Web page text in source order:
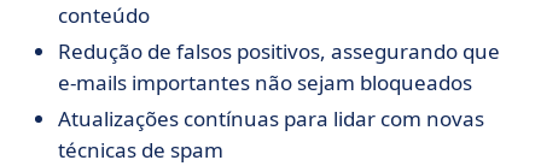
conteúdo
Redução de falsos positivos, assegurando que
e-mails importantes não sejam bloqueados
Atualizações contínuas para lidar com novas
técnicas de spam